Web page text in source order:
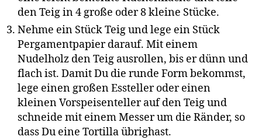
den Teig in 4 große oder 8 kleine Stücke.
Nehme ein Stück Teig und lege ein Stück
Pergamentpapier darauf. Mit einem
Nudelholz den Teig ausrollen, bis er dünn und
flach ist. Damit Du die runde Form bekommst,
lege einen großen Essteller oder einen
kleinen Vorspeisenteller auf den Teig und
schneide mit einem Messer um die Ränder, so
dass Du eine Tortilla übrighast.